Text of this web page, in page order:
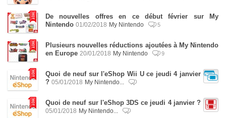
De nouvelles offres en ce début février sur My
Nintendo 01/02/2018 My Nintendo 5
Plusieurs nouvelles réductions ajoutées à My Nintendo
en Europe 20/01/2018 My Nintendo 9
Quoi de neuf sur l'eShop Wii U ce jeudi 4 janvier
? 05/01/2018 My Nintendo...
Quoi de neuf sur l'eShop 3DS ce jeudi 4 janvier ?
05/01/2018 My Nintendo...